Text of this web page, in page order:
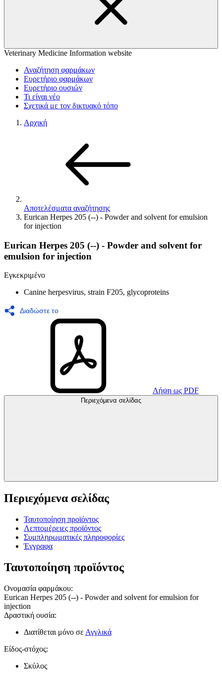
Veterinary Medicine Information website
Αναζήτηση φαρμάκων
Ευρετήριο φαρμάκων
Ευρετήριο ουσιών
Τι είναι νέο
Σχετικά με τον δικτυακό τόπο
Αρχική
Αποτελέσματα αναζήτησης
Eurican Herpes 205 (--) - Powder and solvent for emulsion
for injection
Eurican Herpes 205 (--) - Powder and solvent for
emulsion for injection
Εγκεκριμένο
Canine herpesvirus, strain F205, glycoproteins
Διαδώστε το
Λήψη ως PDF
Περιεχόμενα σελίδας
Περιεχόμενα σελίδας
Ταυτοποίηση προϊόντος
Λεπτομέρειες προϊόντος
Συμπληρωματικές πληροφορίες
Έγγραφα
Ταυτοποίηση προϊόντος
Ονομασία φαρμάκου:
Eurican Herpes 205 (--) - Powder and solvent for emulsion for
injection
Δραστική ουσία:
Διατίθεται μόνο σε Αγγλικά
Είδος-στόχος:
Σκύλος